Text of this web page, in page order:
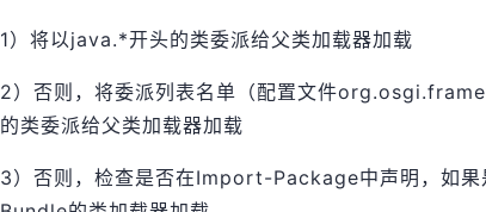
1）将以java.*开头的类委派给父类加载器加载
2）否则，将委派列表名单（配置文件
的类委派给父类加载器加载
3）否则，检查是否在Import-Package中声明，如